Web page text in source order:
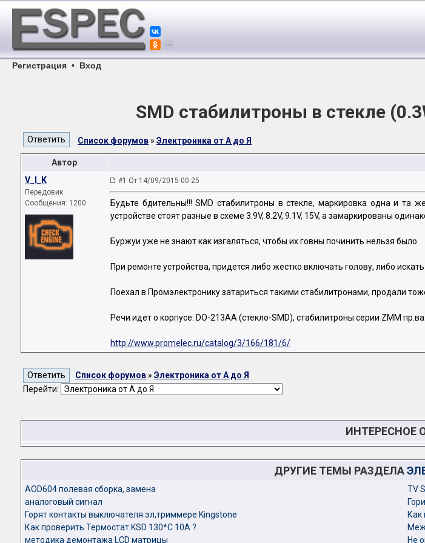
Регистрация • Вход
SMD стабилитроны в стекле
Список форумов » Электроника от А до Я
Автор
V_I_K
Передовик
Сообщения: 1200
#1 От 14/09/2015 00:25
Будьте бдительны!!! SMD стабилитроны в стекле, маркировка одна и
устройстве стоят разные в схеме 3.9V, 8.2V, 9.1V, 15V, а замаркированы
Буржуи уже не знают как изгаляться, чтобы их говны починить нельзя было.
При ремонте устройства, придется либо жестко включать голову, либо
Поехал в Промэлектронику затариться такими стабилитронами, продали
Речи идет о корпусе: DO-213AA (стекло-SMD), стабилитроны серии ZMM
http://www.promelec.ru/catalog/3/166/181/6/
Список форумов » Электроника от А до Я
Перейти:
ИНТЕРЕСНОЕ
ДРУГИЕ ТЕМЫ РАЗДЕЛА
AOD604 полевая сборка, замена
TV
аналоговый сигнал
Горят контакты выключателя эл,триммере Kingstone
Как
Как проверить Термостат KSD 130*C 10A ?
методика демонтажа LCD матрицы
Не